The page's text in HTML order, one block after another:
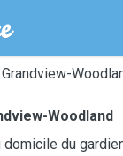
Grandview-
Woodland
du